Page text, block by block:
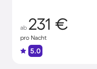
ab 231 €
pro Nacht
5.0